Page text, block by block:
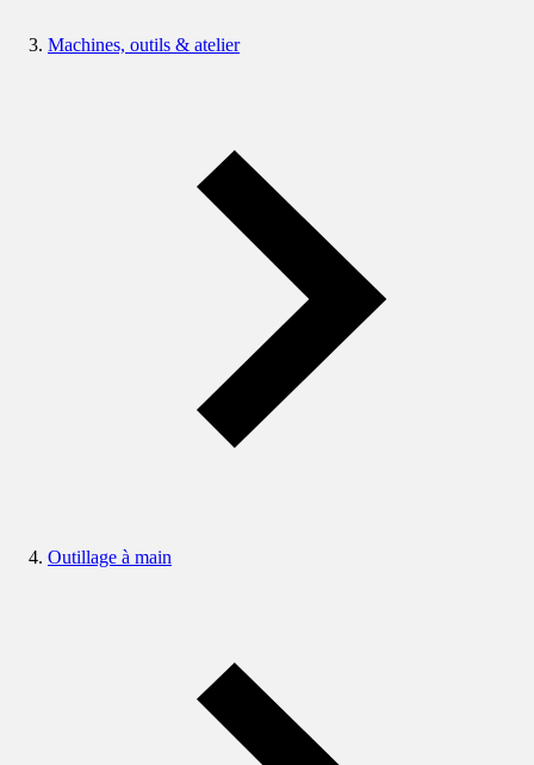
Machines, outils & atelier
Outillage à main